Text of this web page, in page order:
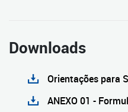
Downloads
Orientações para
ANEXO 01 -